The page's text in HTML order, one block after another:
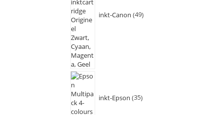
inkt-Canon 49
inkt-Epson 35